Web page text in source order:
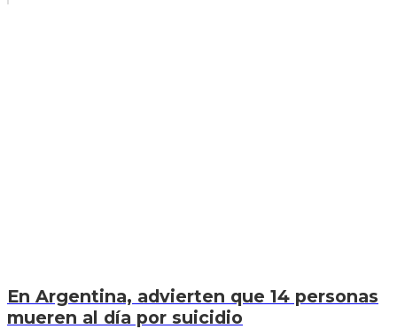
En Argentina, advierten que 14 personas
mueren al día por suicidio